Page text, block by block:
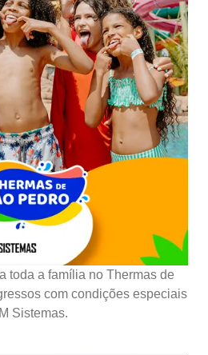
toda a família no Thermas de
com condições especiais
Sistemas.